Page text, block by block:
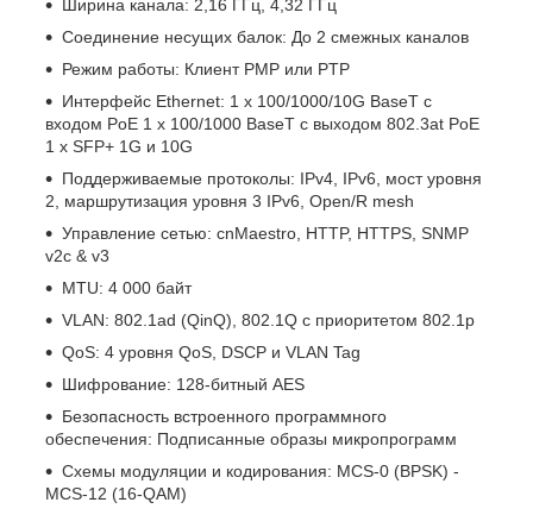
Ширина канала: 2,16 ГГц, 4,32 ГГц
Соединение несущих балок: До 2 смежных каналов
Режим работы: Клиент PMP или PTP
Интерфейс Ethernet: 1 x 100/1000/10G BaseT с
входом PoE 1 x 100/1000 BaseT с выходом 802.3at PoE
1 x SFP+ 1G и 10G
Поддерживаемые протоколы: IPv4, IPv6, мост уровня
2, маршрутизация уровня 3 IPv6, Open/R mesh
Управление сетью: cnMaestro, HTTP, HTTPS, SNMP
v2c & v3
MTU: 4 000 байт
VLAN: 802.1ad (QinQ), 802.1Q с приоритетом 802.1p
QoS: 4 уровня QoS, DSCP и VLAN Tag
Шифрование: 128-битный AES
Безопасность встроенного программного
обеспечения: Подписанные образы микропрограмм
Схемы модуляции и кодирования: MCS-0 (BPSK) -
MCS-12 (16-QAM)